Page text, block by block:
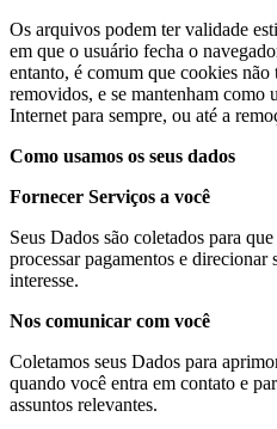
Os arquivos podem ter validade
em que o usuário fecha o
entanto, é comum que cookies
removidos, e se mantenham como
Internet para sempre, ou até a
Como usamos os seus dados
Fornecer Serviços a você
Seus Dados são coletados para
processar pagamentos e direcionar
interesse.
Nos comunicar com você
Coletamos seus Dados para
quando você entra em contato e
assuntos relevantes.